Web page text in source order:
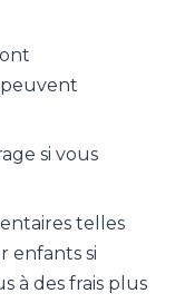
peuvent
si vous
telles
enfants si
à des frais plus